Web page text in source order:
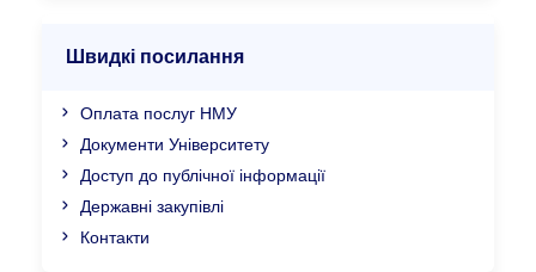
Швидкі посилання
Оплата послуг НМУ
Документи Університету
Доступ до публічної інформації
Державні закупівлі
Контакти